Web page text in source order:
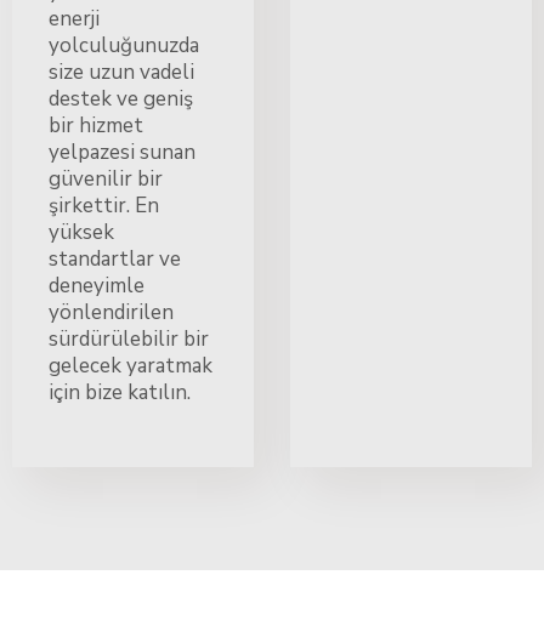
enerji
yolculuğunuzda
size uzun vadeli
destek ve geniş
bir hizmet
yelpazesi sunan
güvenilir bir
şirkettir. En
yüksek
standartlar ve
deneyimle
yönlendirilen
sürdürülebilir bir
gelecek yaratmak
için bize katılın.